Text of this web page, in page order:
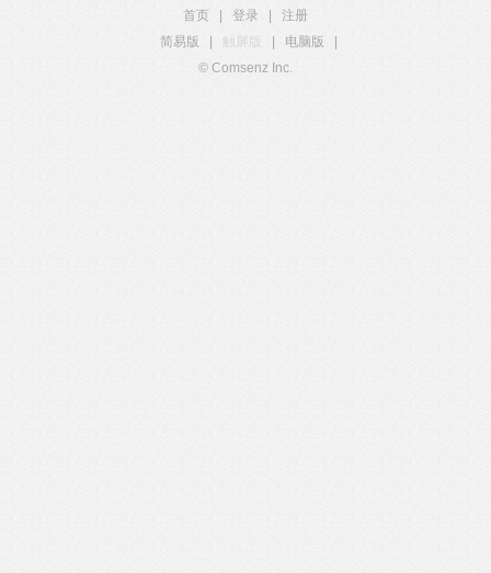
首页 登录
注册
简易版
触屏版 电脑版
© Comsenz Inc.